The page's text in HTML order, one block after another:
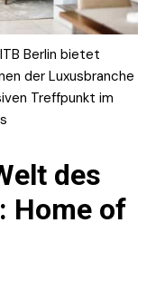
Berlin bietet
der Luxusbranche
Treffpunkt im
des
Home of